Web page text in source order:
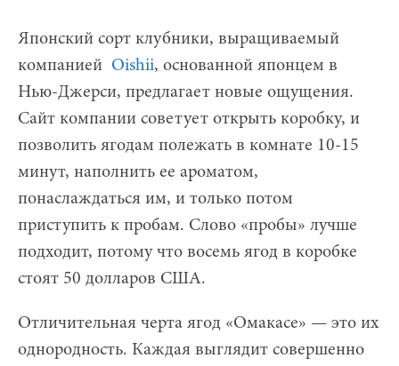
Японский сорт клубники, выращиваемый
компанией Oishii, основанной японцем в
Нью-Джерси, предлагает новые ощущения.
Сайт компании советует открыть коробку, и
позволить ягодам полежать в комнате 10-15
минут, наполнить ее ароматом,
понаслаждаться им, и только потом
приступить к пробам. Слово «пробы» лучше
подходит, потому что восемь ягод в коробке
стоят 50 долларов США.
Отличительная черта ягод «Омакасе» — это их
однородность. Каждая выглядит совершенно